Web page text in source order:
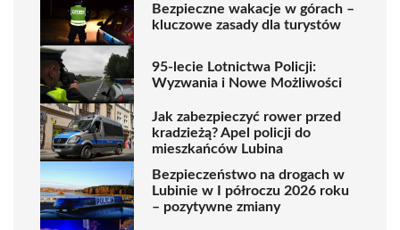
Bezpieczne wakacje w górach –
kluczowe zasady dla turystów
95-lecie Lotnictwa Policji:
Wyzwania i Nowe Możliwości
Jak zabezpieczyć rower przed
kradzieżą? Apel policji do
mieszkańców Lubina
Bezpieczeństwo na drogach w
Lubinie w I półroczu 2026 roku
– pozytywne zmiany